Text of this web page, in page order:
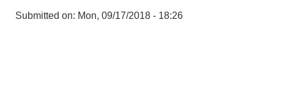
Submitted on: Mon, 09/17/2018 - 18:26